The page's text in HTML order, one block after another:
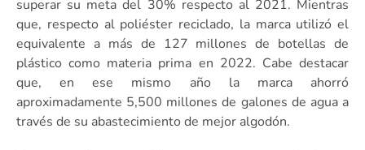
superar su meta del 30% respecto al 2021. Mientras
que, respecto al poliéster reciclado, la marca utilizó el
equivalente a más de 127 millones de botellas de
plástico como materia prima en 2022. Cabe destacar
que, en ese mismo año la marca ahorró
aproximadamente 5,500 millones de galones de agua a
través de su abastecimiento de mejor algodón.